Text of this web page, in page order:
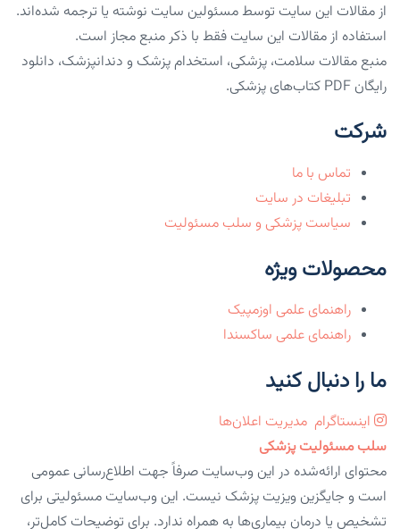
از مقالات این سایت توسط مسئولین سایت نوشته یا ترجمه شده‌اند.
استفاده از مقالات این سایت فقط با ذکر منبع مجاز است.
منبع مقالات سلامت، پزشکی، استخدام پزشک و دندانپزشک، دانلود
رایگان PDF کتاب‌های پزشکی.
شرکت
تماس با ما
تبلیغات در سایت
سیاست پزشکی و سلب مسئولیت
محصولات ویژه
راهنمای علمی اوزمپیک
راهنمای علمی ساکسندا
ما را دنبال کنید
اینستاگرام مدیریت اعلان‌ها
سلب مسئولیت پزشکی
محتوای ارائه‌شده در این وب‌سایت صرفاً جهت اطلاع‌رسانی عمومی
است و جایگزین ویزیت پزشک نیست. این وب‌سایت مسئولیتی برای
تشخیص یا درمان بیماری‌ها به همراه ندارد. برای توضیحات کامل‌تر،